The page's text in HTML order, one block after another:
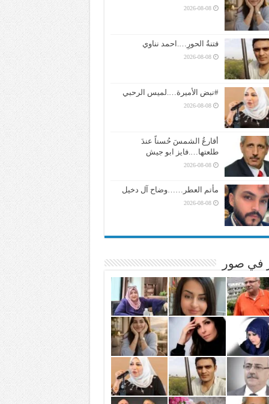
2026-08-08
فتنةُ الحورِ….احمد نناوي
2026-08-08
#نبض الأميرة….لميس الرحبي
2026-08-08
أقارعُ الشمسَ حُسناً عندَ
طلعتها….فايز ابو جيش
2026-08-08
مأتم العطر……وضاح آل دخيل
2026-08-08
في صور